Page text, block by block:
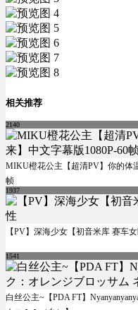
相关推荐
2140
MIKU橙花公主【超清PV】你的体
帧
1937
【PV】深海少女【初音米库 赛车
1541
白丝公主~【PDA FT】